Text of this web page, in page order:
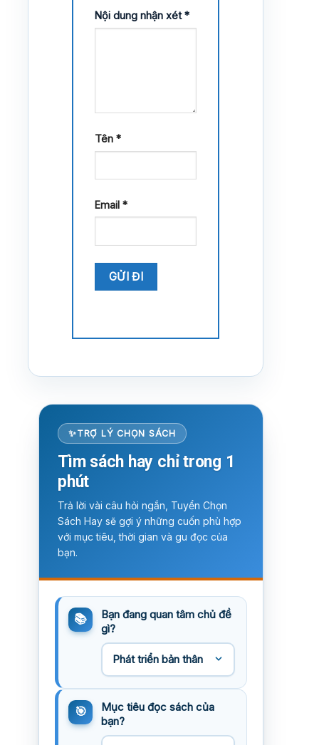
Nội dung nhận xét*
Tên *
Email *
TRỢ LÝ CHỌN SÁCH
Tìm sách hay chỉ trong 1
phút
Trả lời vài câu hỏi ngắn, Tuyển Chọn
Sách Hay sẽ gợi ý những cuốn phù hợp
với mục tiêu, thời gian và gu đọc của
bạn.
Bạn đang quan tâm chủ đề
gì?
Mục tiêu đọc sách của
bạn?